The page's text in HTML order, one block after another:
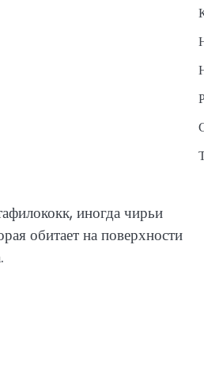
иногда чирьи
обитает на поверхности